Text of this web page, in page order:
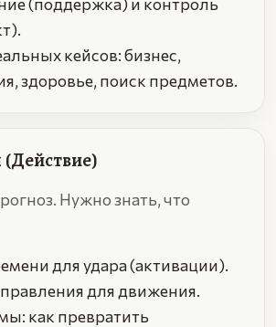
кейсов: бизнес,
здоровье, поиск предметов.
(Действие)
Нужно знать, что
для удара (активации).
для движения.
как превратить